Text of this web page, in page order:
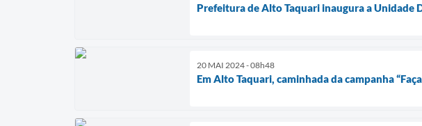
Prefeitura de Alto Taquari inaugura a Unidade
20 MAI 2024 - 08h48
Em Alto Taquari, caminhada da campanha